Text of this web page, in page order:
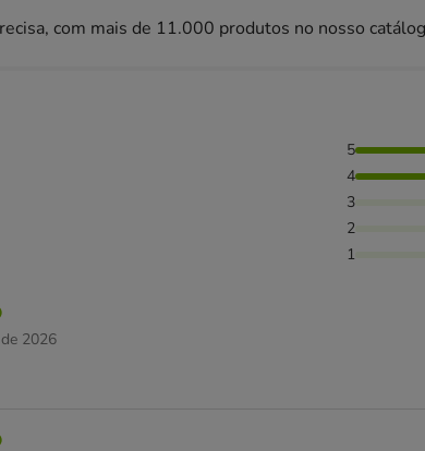
com mais de 11.000 produtos no nosso
com 5 estrelas, 50% das pessoas avaliaram com 4
5
4
3
2
1
2026